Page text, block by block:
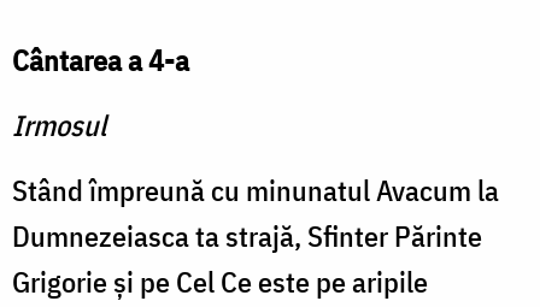
Cântarea a 4-a
Irmosul
Stând împreună cu minunatul Avacum la
Dumnezeiasca ta strajă, Sfinter Părinte
Grigorie şi pe Cel Ce este pe aripile